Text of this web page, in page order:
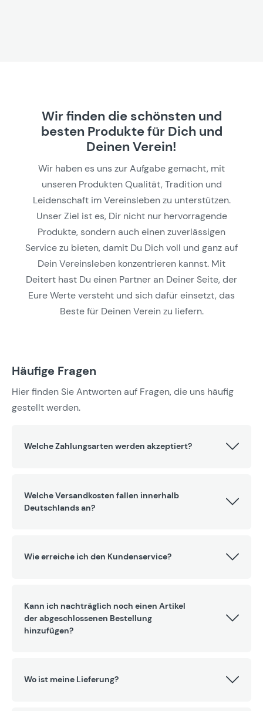
Wir finden die schönsten und
besten Produkte für Dich und
Deinen Verein!
Wir haben es uns zur Aufgabe gemacht, mit
unseren Produkten Qualität, Tradition und
Leidenschaft im Vereinsleben zu unterstützen.
Unser Ziel ist es, Dir nicht nur hervorragende
Produkte, sondern auch einen zuverlässigen
Service zu bieten, damit Du Dich voll und ganz auf
Dein Vereinsleben konzentrieren kannst. Mit
Deitert hast Du einen Partner an Deiner Seite, der
Eure Werte versteht und sich dafür einsetzt, das
Beste für Deinen Verein zu liefern.
Häufige Fragen
Hier finden Sie Antworten auf Fragen, die uns häufig
gestellt werden.
Welche Zahlungsarten werden akzeptiert?
Welche Versandkosten fallen innerhalb
Deutschlands an?
Wie erreiche ich den Kundenservice?
Kann ich nachträglich noch einen Artikel
der abgeschlossenen Bestellung
hinzufügen?
Wo ist meine Lieferung?